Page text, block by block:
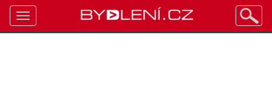
Toggle
navigation